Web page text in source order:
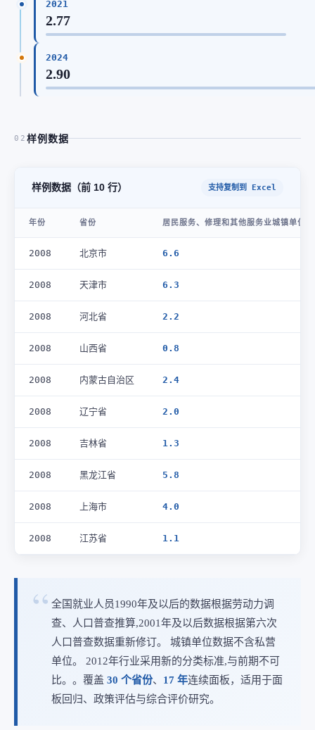
2021
2.77
2024
2.90
02 样例数据
样例数据（前 10 行） 支持复制到 Excel
年份 省份 居民服务、修理和其他服务业城镇单位
2008 北京市 6.6
2008 天津市 6.3
2008 河北省 2.2
2008 山西省 0.8
2008 内蒙古自治区 2.4
2008 辽宁省 2.0
2008 吉林省 1.3
2008 黑龙江省 5.8
2008 上海市 4.0
2008 江苏省 1.1
全国就业人员1990年及以后的数据根据劳动力调
查、人口普查推算,2001年及以后数据根据第六次
人口普查数据重新修订。 城镇单位数据不含私营
单位。 2012年行业采用新的分类标准,与前期不可
比。。覆盖 30 个省份、 17 年连续面板，适用于面
板回归、政策评估与综合评价研究。